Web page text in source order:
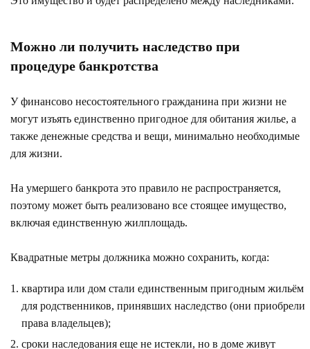
Можно ли получить наследство при
процедуре банкротства
У финансово несостоятельного гражданина при жизни не
могут изъять единственно пригодное для обитания жилье, а
также денежные средства и вещи, минимально необходимые
для жизни.
На умершего банкрота это правило не распространяется,
поэтому может быть реализовано все стоящее имущество,
включая единственную жилплощадь.
Квадратные метры должника можно сохранить, когда:
квартира или дом стали единственным пригодным жильём
для родственников, принявших наследство (они приобрели
права владельцев);
сроки наследования еще не истекли, но в доме живут